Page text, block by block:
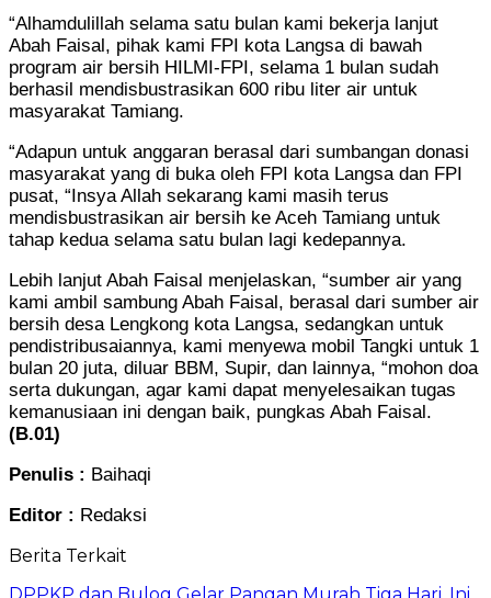
“Alhamdulillah selama satu bulan kami bekerja lanjut
Abah Faisal, pihak kami FPI kota Langsa di bawah
program air bersih HILMI-FPI, selama 1 bulan sudah
berhasil mendisbustrasikan 600 ribu liter air untuk
masyarakat Tamiang.
“Adapun untuk anggaran berasal dari sumbangan donasi
masyarakat yang di buka oleh FPI kota Langsa dan FPI
pusat, “Insya Allah sekarang kami masih terus
mendisbustrasikan air bersih ke Aceh Tamiang untuk
tahap kedua selama satu bulan lagi kedepannya.
Lebih lanjut Abah Faisal menjelaskan, “sumber air yang
kami ambil sambung Abah Faisal, berasal dari sumber air
bersih desa Lengkong kota Langsa, sedangkan untuk
pendistribusaiannya, kami menyewa mobil Tangki untuk 1
bulan 20 juta, diluar BBM, Supir, dan lainnya, “mohon doa
serta dukungan, agar kami dapat menyelesaikan tugas
kemanusiaan ini dengan baik, pungkas Abah Faisal.
(B.01)
Penulis : Baihaqi
Editor : Redaksi
Berita Terkait